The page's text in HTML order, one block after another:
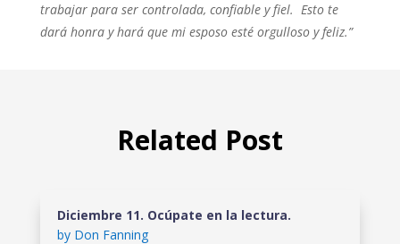
trabajar para ser controlada, confiable y fiel. Esto te
dará honra y hará que mi esposo esté orgulloso y feliz.”
Related Post
Diciembre 11. Ocúpate en la lectura.
by Don Fanning